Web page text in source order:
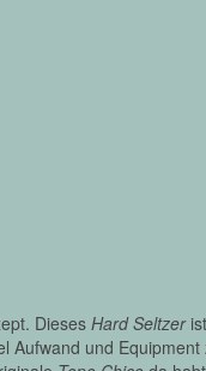
Dieses Hard Seltzer
Aufwand und Equipment